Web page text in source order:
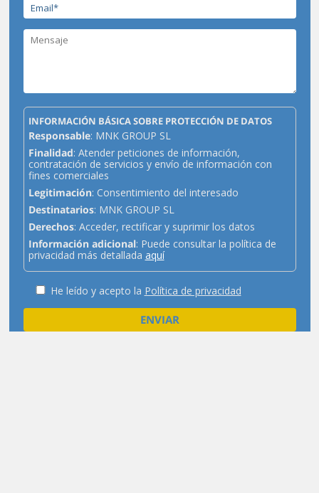
INFORMACIÓN BÁSICA SOBRE PROTECCIÓN DE DATOS
Responsable: MNK GROUP SL
Finalidad: Atender peticiones de información,
contratación de servicios y envío de información con
fines comerciales
Legitimación: Consentimiento del interesado
Destinatarios: MNK GROUP SL
Derechos: Acceder, rectificar y suprimir los datos
Información adicional: Puede consultar la política de
privacidad más detallada aquí
He leído y acepto la Política de privacidad